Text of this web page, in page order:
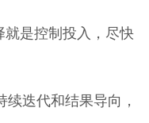
是控制投入，尽快
迭代和结果导向，